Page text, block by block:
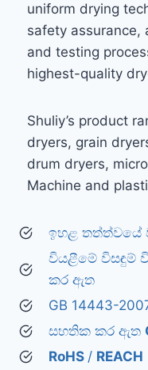
uniform drying
safety assurance,
and testing
highest-quality
Shuliy’s product
dryers, grain
drum dryers,
Machine and
ඉහළ තත්ත්වයේ
වියළීමේ විසඳුම්
කර ඇත
GB 14443-
සහතික කර ඇත
RoHS / REACH